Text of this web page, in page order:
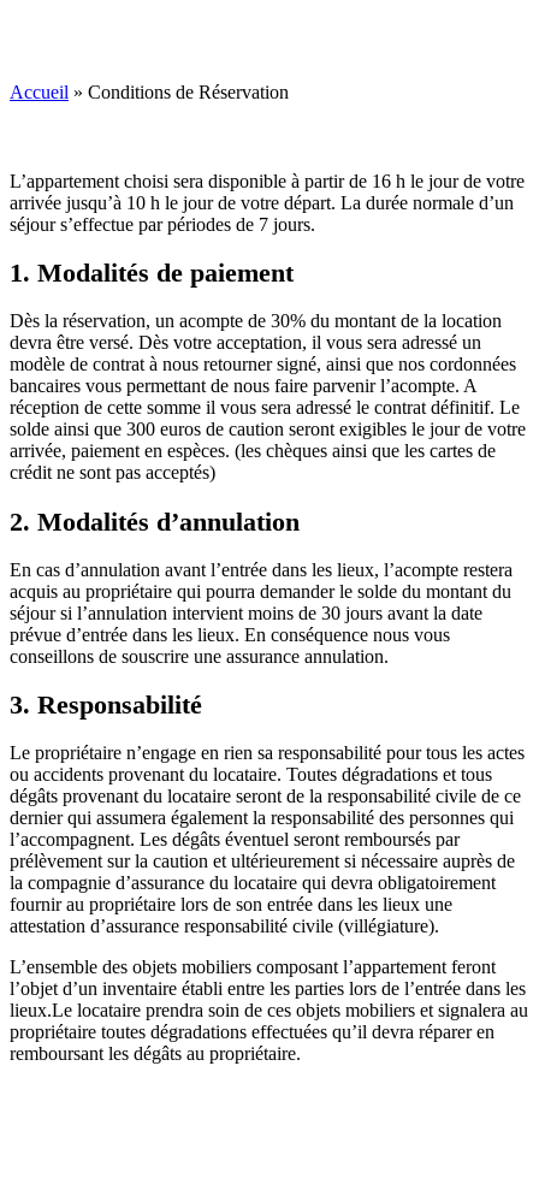
Accueil » Conditions de Réservation
L’appartement choisi sera disponible à partir de 16 h le jour de votre
arrivée jusqu’à 10 h le jour de votre départ. La durée normale d’un
séjour s’effectue par périodes de 7 jours.
1. Modalités de paiement
Dès la réservation, un acompte de 30% du montant de la location
devra être versé. Dès votre acceptation, il vous sera adressé un
modèle de contrat à nous retourner signé, ainsi que nos cordonnées
bancaires vous permettant de nous faire parvenir l’acompte. A
réception de cette somme il vous sera adressé le contrat définitif. Le
solde ainsi que 300 euros de caution seront exigibles le jour de votre
arrivée, paiement en espèces. (les chèques ainsi que les cartes de
crédit ne sont pas acceptés)
2. Modalités d’annulation
En cas d’annulation avant l’entrée dans les lieux, l’acompte restera
acquis au propriétaire qui pourra demander le solde du montant du
séjour si l’annulation intervient moins de 30 jours avant la date
prévue d’entrée dans les lieux. En conséquence nous vous
conseillons de souscrire une assurance annulation.
3. Responsabilité
Le propriétaire n’engage en rien sa responsabilité pour tous les actes
ou accidents provenant du locataire. Toutes dégradations et tous
dégâts provenant du locataire seront de la responsabilité civile de ce
dernier qui assumera également la responsabilité des personnes qui
l’accompagnent. Les dégâts éventuel seront remboursés par
prélèvement sur la caution et ultérieurement si nécessaire auprès de
la compagnie d’assurance du locataire qui devra obligatoirement
fournir au propriétaire lors de son entrée dans les lieux une
attestation d’assurance responsabilité civile (villégiature).
L’ensemble des objets mobiliers composant l’appartement feront
l’objet d’un inventaire établi entre les parties lors de l’entrée dans les
lieux.Le locataire prendra soin de ces objets mobiliers et signalera au
propriétaire toutes dégradations effectuées qu’il devra réparer en
remboursant les dégâts au propriétaire.